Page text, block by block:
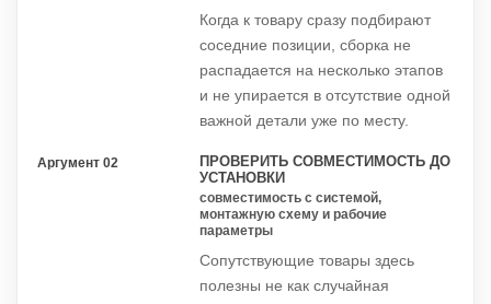
Когда к товару сразу подбирают
соседние позиции, сборка не
распадается на несколько этапов
и не упирается в отсутствие одной
важной детали уже по месту.
Аргумент 02
ПРОВЕРИТЬ СОВМЕСТИМОСТЬ ДО
УСТАНОВКИ
совместимость с системой,
монтажную схему и рабочие
параметры
Сопутствующие товары здесь
полезны не как случайная